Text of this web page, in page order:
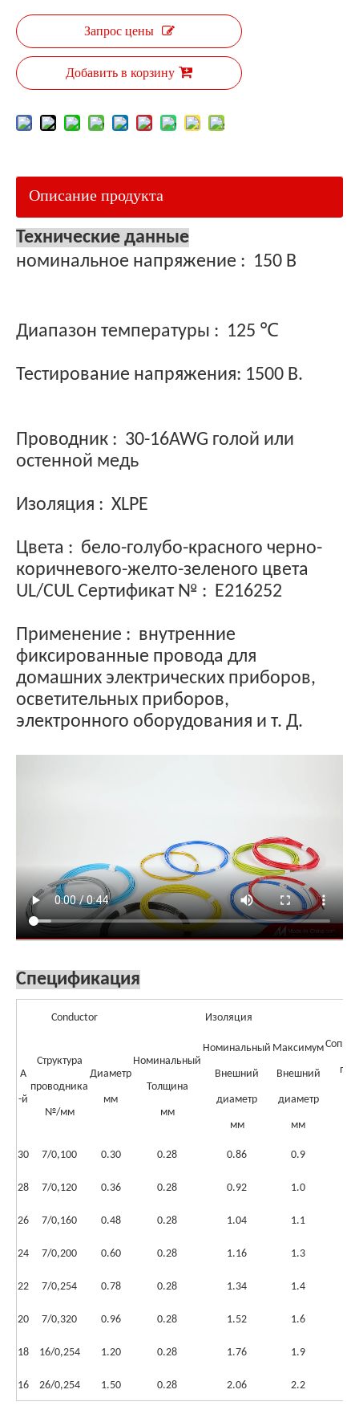
Запрос цены
Добавить в корзину
Описание продукта
Технические данные
номинальное напряжение : 150 В
Диапазон температуры : 125 ℃
Тестирование напряжения: 1500 В.
Проводник : 30-16AWG голой или
остенной медь
Изоляция : XLPE
Цвета : бело-голубо-красного черно-
коричневого-желто-зеленого цвета
UL/CUL Сертификат № : E216252
Применение : внутренние
фиксированные провода для
домашних электрических приборов,
осветительных приборов,
электронного оборудования и т. Д.
Спецификация
Conductor Изоляция
А
-й
Структура
проводника
№/мм
Диаметр
мм
Номинальный
Толщина
мм
Номинальный
Внешний
диаметр
мм
Максимум
Внешний
диаметр
мм
30 7/0,100 0.30 0.28 0.86 0.9
28 7/0,120 0.36 0.28 0.92 1.0
26 7/0,160 0.48 0.28 1.04 1.1
24 7/0,200 0.60 0.28 1.16 1.3
22 7/0,254 0.78 0.28 1.34 1.4
20 7/0,320 0.96 0.28 1.52 1.6
18 16/0,254 1.20 0.28 1.76 1.9
16 26/0,254 1.50 0.28 2.06 2.2